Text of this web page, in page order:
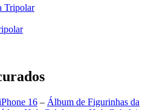
Tripolar
16 – Álbum de Figurinhas da